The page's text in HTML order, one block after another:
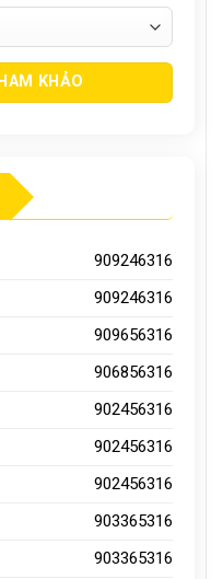
909246316
909246316
909656316
906856316
902456316
902456316
902456316
903365316
903365316